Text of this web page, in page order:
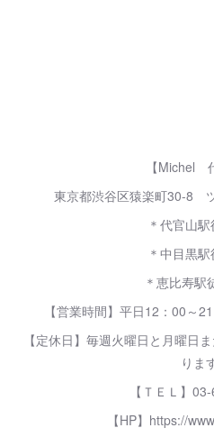
【Michel
東京都渋谷区猿楽町30-8
＊代官山
＊中目黒
＊恵比寿駅
【営業時間】平日12：00～
【定休日】毎週火曜日と月曜
りま
【ＴＥＬ】
【HP】https://